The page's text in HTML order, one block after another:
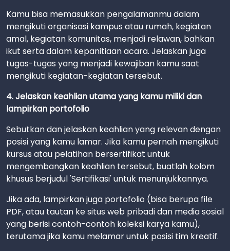
Kamu bisa memasukkan pengalamanmu dalam
mengikuti organisasi kampus atau rumah, kegiatan
amal, kegiatan komunitas, menjadi relawan, bahkan
ikut serta dalam kepanitiaan acara. Jelaskan juga
tugas-tugas yang menjadi kewajiban kamu saat
mengikuti kegiatan-kegiatan tersebut.
4. Jelaskan keahlian utama yang kamu miliki dan
lampirkan portofolio
Sebutkan dan jelaskan keahlian yang relevan dengan
posisi yang kamu lamar. Jika kamu pernah mengikuti
kursus atau pelatihan bersertifikat untuk
mengembangkan keahlian tersebut, buatlah kolom
khusus berjudul 'Sertifikasi' untuk menunjukkannya.
Jika ada, lampirkan juga portofolio (bisa berupa file
PDF, atau tautan ke situs web pribadi dan media sosial
yang berisi contoh-contoh koleksi karya kamu),
terutama jika kamu melamar untuk posisi tim kreatif.